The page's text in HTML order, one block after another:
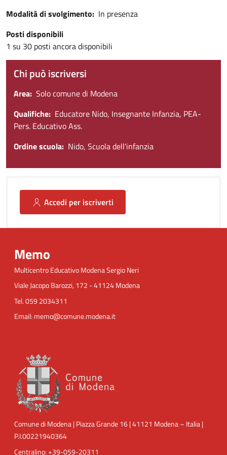
Modalità di svolgimento In presenza
Posti disponibili
1 su 30 posti ancora disponibili
Chi può iscriversi
Area Solo comune di Modena
Qualifiche Educatore Nido, Insegnante Infanzia, PEA-
Pers. Educativo Ass.
Ordine scuola Nido, Scuola dell'infanzia
Accedi per iscriverti
Memo
Multicentro Educativo Modena Sergio Neri
Viale Jacopo Barozzi, 172 - 41124 Modena
Tel. 059 2034311
Email: memo@comune.modena.it
Comune di Modena | Piazza Grande 16 | 41121 Modena – Italia |
P.I.00221940364
Centralino: +39-059-20311